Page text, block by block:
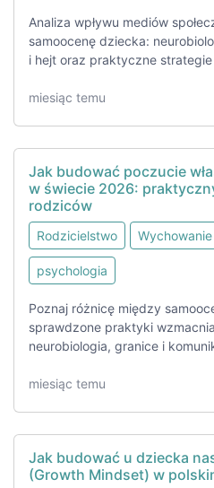
Analiza wpływu mediów
samoocenę dziecka:
i hejt oraz praktyczne
miesiąc temu
Jak budować poczucie
w świecie 2026:
rodziców
Rodzicielstwo Wychowanie
psychologia
Poznaj różnicę między
sprawdzone praktyki
neurobiologia, granice i
miesiąc temu
Jak budować u dziecka
(Growth Mindset) w